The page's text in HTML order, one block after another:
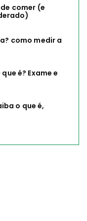
comer (e
como medir a
é? Exame e
o que é,